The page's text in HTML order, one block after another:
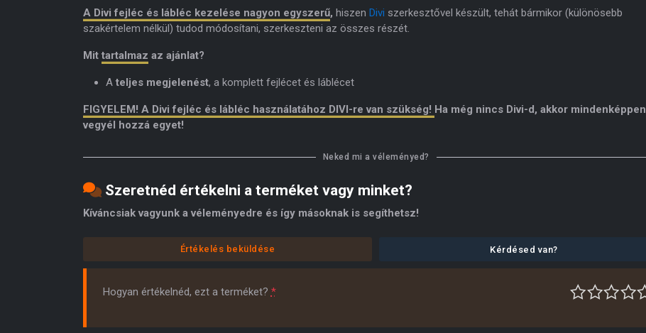
A Divi fejléc és lábléc kezelése nagyon egyszerű, hiszen Divi szerkesztővel készült, tehát bármikor (különösebb
szakértelem nélkül) tudod módosítani, szerkeszteni az összes részét.
Mit tartalmaz az ajánlat?
A teljes megjelenést, a komplett fejlécet és láblécet
FIGYELEM! A Divi fejléc és lábléc használatához DIVI-re van szükség! Ha még nincs Divi-d, akkor mindenképpen
vegyél hozzá egyet!
Neked mi a véleményed?
Szeretnéd értékelni a terméket vagy minket?
Kíváncsiak vagyunk a véleményedre és így másoknak is segíthetsz!
Értékelés beküldése Kérdésed van?
Hogyan értékelnéd, ezt a terméket? *